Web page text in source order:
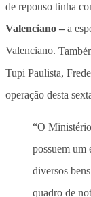
de repouso tinha
Valenciano – a
Valenciano.
Tupi Paulista,
operação desta
“O
possuem um
diversos
quadro de